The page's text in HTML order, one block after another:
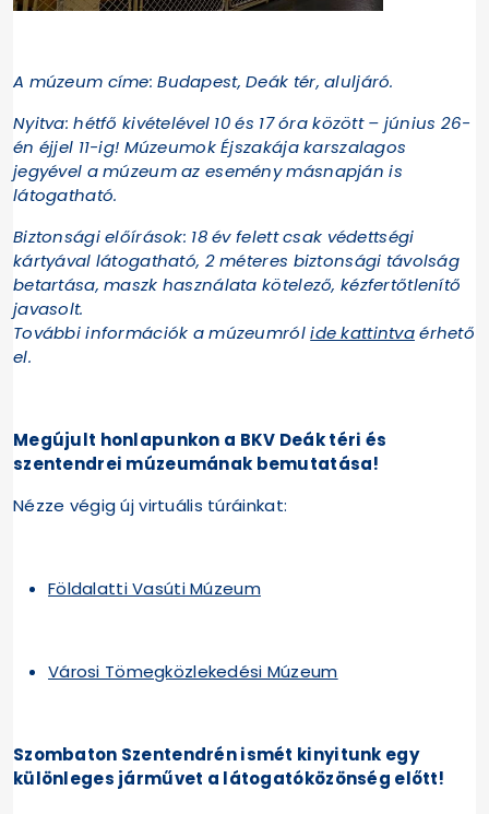
A múzeum címe: Budapest, Deák tér, aluljáró.
Nyitva: hétfő kivételével 10 és 17 óra között – június 26-
én éjjel 11-ig! Múzeumok Éjszakája karszalagos
jegyével a múzeum az esemény másnapján is
látogatható.
Biztonsági előírások: 18 év felett csak védettségi
kártyával látogatható, 2 méteres biztonsági távolság
betartása, maszk használata kötelező, kézfertőtlenítő
javasolt.
További információk a múzeumrólide kattintvaérhető
el.
Megújult honlapunkon a BKV Deák téri és
szentendrei múzeumának bemutatása!
Nézze végig új virtuális túráinkat:
Földalatti Vasúti Múzeum
Városi Tömegközlekedési Múzeum
Szombaton Szentendrén ismét kinyitunk egy
különleges járművet a látogatóközönség előtt!